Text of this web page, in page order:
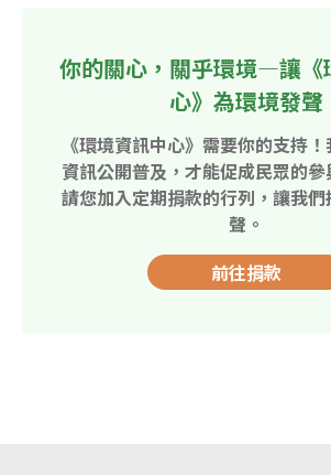
你的關心，關乎環境—讓《
心》為環境發聲
《環境資訊中心》需要你的支持
資訊公開普及，才能促成民眾的
請您加入定期捐款的行列，讓我
聲。
前往捐款